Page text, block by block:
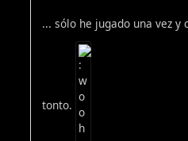
... sólo he jugado una vez y
tonto.